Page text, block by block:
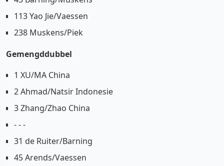
113 Yao Jie/Vaessen
238 Muskens/Piek
Gemengddubbel
1 XU/MA China
2 Ahmad/Natsir Indonesie
3 Zhang/Zhao China
- - -
31 de Ruiter/Barning
45 Arends/Vaessen